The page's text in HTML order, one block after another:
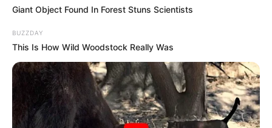
Giant Object Found In Forest Stuns Scientists
BUZZDAY
This Is How Wild Woodstock Really Was